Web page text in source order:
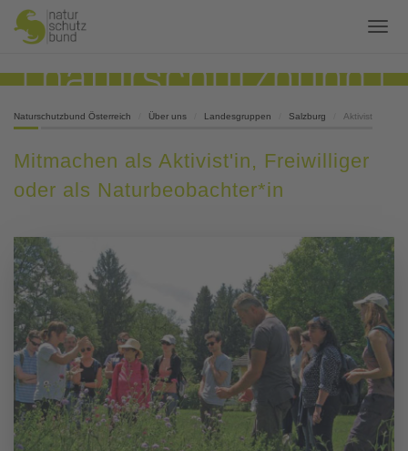
Naturschutzbund Österreich Über uns Landesgruppen Salzburg Aktivist
Mitmachen als Aktivist'in, Freiwilliger
oder als Naturbeobachter*in